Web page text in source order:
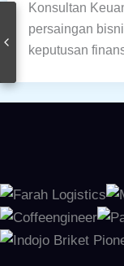
Konsultan
persaingan
keputusan